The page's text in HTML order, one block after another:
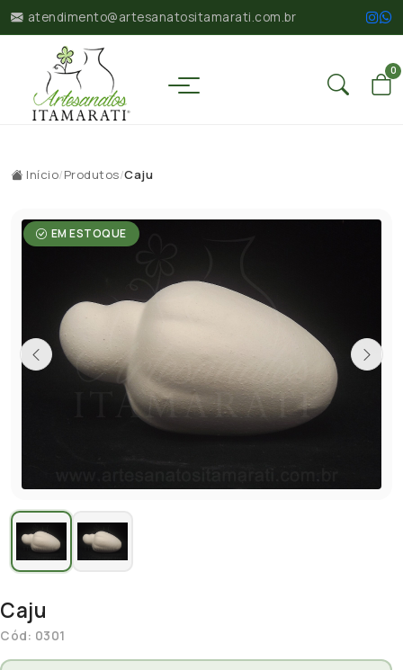
atendimento@artesanatositamarati.com.br
0
Início/Produtos/Caju
EM ESTOQUE
Caju
Cód: 0301